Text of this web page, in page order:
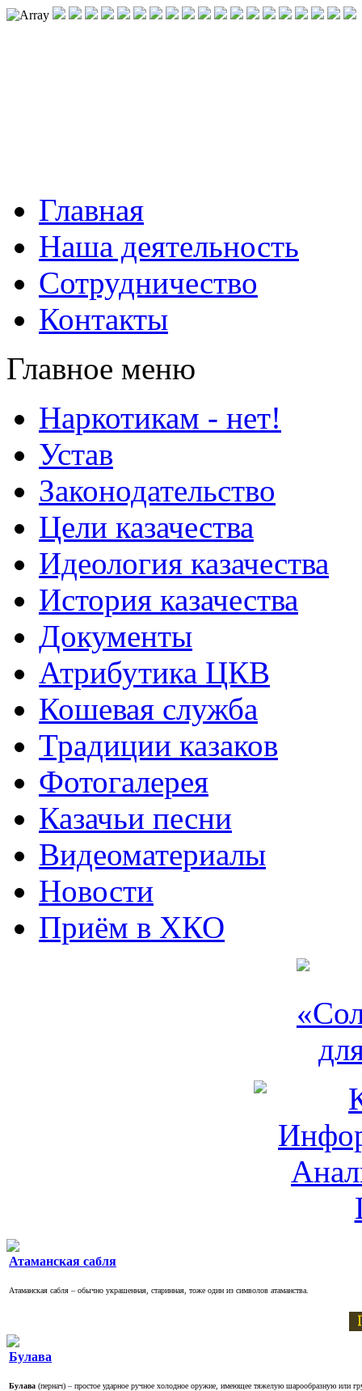
Главная
Наша деятельность
Сотрудничество
Контакты
Главное меню
Наркотикам - нет!
Устав
Законодательство
Цели казачества
Идеология казачества
История казачества
Документы
Атрибутика ЦКВ
Кошевая служба
Традиции казаков
Фотогалерея
Казачьи песни
Видеоматериалы
Новости
Приём в ХКО
Атаманская сабля
Атаманская сабля – обычно украшенная, старинная, тоже один из символов атаманства.
Булава
Булава (пернач) – простое ударное ручное холодное оружие, имеющее тяжелую шарообразную или